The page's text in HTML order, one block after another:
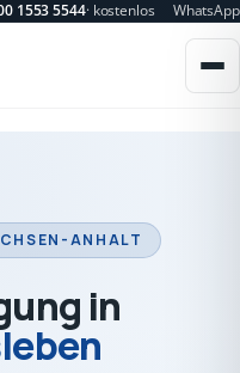
1553 5544· kostenlos WhatsApp
ANHALT
in